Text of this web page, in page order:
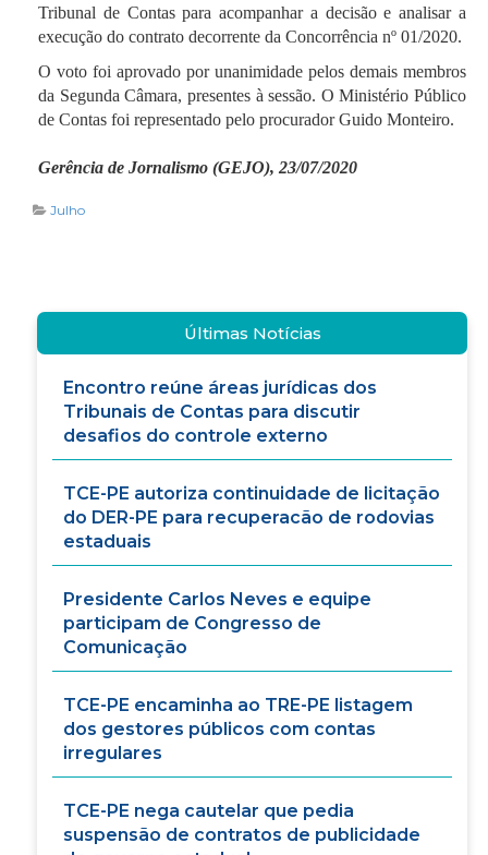
Tribunal de Contas para acompanhar a decisão e analisar a
execução do contrato decorrente da Concorrência nº 01/2020.
O voto foi aprovado por unanimidade pelos demais membros
da Segunda Câmara, presentes à sessão. O Ministério Público
de Contas foi representado pelo procurador Guido Monteiro.
Gerência de Jornalismo (GEJO), 23/07/2020
Julho
Últimas Notícias
Encontro reúne áreas jurídicas dos
Tribunais de Contas para discutir
desafios do controle externo
TCE-PE autoriza continuidade de licitação
do DER-PE para recuperacão de rodovias
estaduais
Presidente Carlos Neves e equipe
participam de Congresso de
Comunicação
TCE-PE encaminha ao TRE-PE listagem
dos gestores públicos com contas
irregulares
TCE-PE nega cautelar que pedia
suspensão de contratos de publicidade